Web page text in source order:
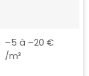
–5 à –20 €
/m³